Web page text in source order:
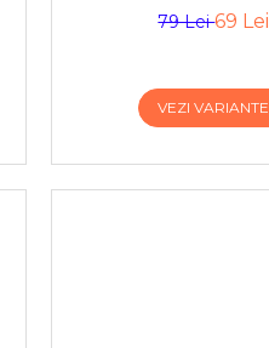
79 Lei69 Lei
VEZI VARIANTE